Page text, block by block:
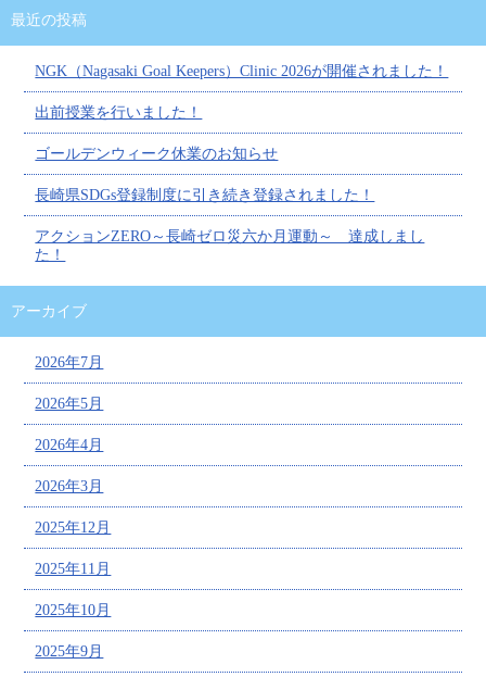
最近の投稿
NGK（Nagasaki Goal Keepers）Clinic 2026が開催されました！
出前授業を行いました！
ゴールデンウィーク休業のお知らせ
長崎県SDGs登録制度に引き続き登録されました！
アクションZERO～長崎ゼロ災六か月運動～ 達成しまし
た！
アーカイブ
2026年7月
2026年5月
2026年4月
2026年3月
2025年12月
2025年11月
2025年10月
2025年9月